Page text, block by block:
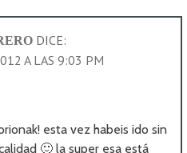
DICE:
A LAS 9:03 PM
esta vez habeis ido sin
🙂 la super esa está